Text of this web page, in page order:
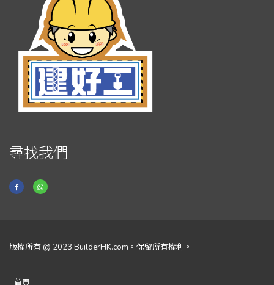
尋找我們
版權所有 @ 2023 BuilderHK.com。保留所有權利。
首頁